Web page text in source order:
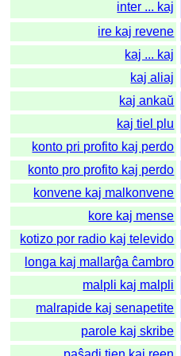
inter ... kaj
ire kaj revene
kaj ... kaj
kaj aliaj
kaj ankaŭ
kaj tiel plu
konto pri profito kaj perdo
konto pro profito kaj perdo
konvene kaj malkonvene
kore kaj mense
kotizo por radio kaj televido
longa kaj mallarĝa ĉambro
malpli kaj malpli
malrapide kaj senapetite
parole kaj skribe